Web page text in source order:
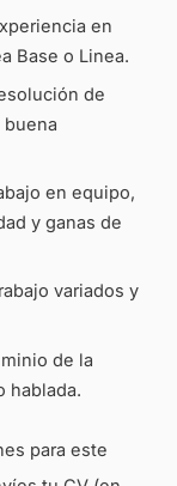
en
Base o Linea.
de
en equipo,
y ganas de
variados y
de la
hablada.
para este